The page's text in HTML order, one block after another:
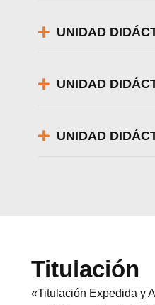
UNIDAD
UNIDAD
UNIDAD
Titulación
«Titulación Expedida y